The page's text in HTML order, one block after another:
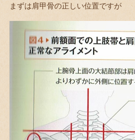
まずは肩甲骨の正しい位置ですが